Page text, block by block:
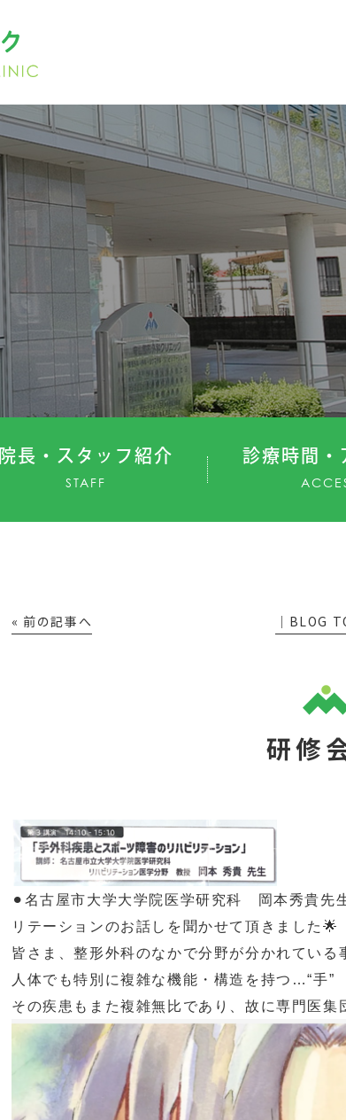
院長・スタッフ紹介
STAFF
診療時間・
« 前の記事へ │BLOG
研修
⚫︎名古屋市大学大学院医学研究科 岡本秀貴先
リテーションのお話しを聞かせて頂きました🌟
皆さま、整形外科のなかで分野が分かれている
人体でも特別に複雑な機能・構造を持つ…“手”
その疾患もまた複雑無比であり、故に専門医集